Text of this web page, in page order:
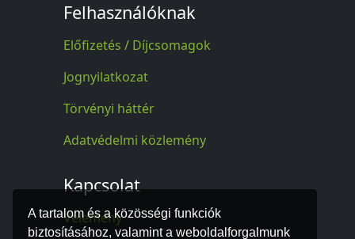
A tartalom és a közösségi funkciók
biztosításához, valamint a weboldalforgalmunk
Felhasználóknak
Előfizetés / Díjcsomagok
Jognyilatkozat
Törvényi háttér
Adatvédelmi közlemény
Kapcsolat
Vélemény